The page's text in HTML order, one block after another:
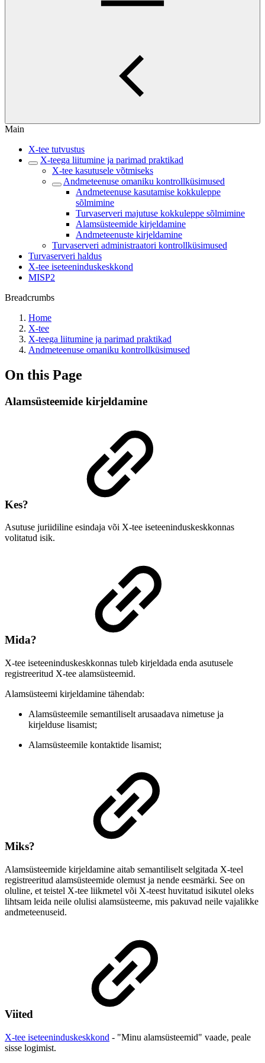
Main
X-tee tutvustus
X-teega liitumine ja parimad praktikad
X-tee kasutusele võtmiseks
Andmeteenuse omaniku kontrollküsimused
Andmeteenuse kasutamise kokkuleppe
sõlmimine
Turvaserveri majutuse kokkuleppe sõlmimine
Alamsüsteemide kirjeldamine
Andmeteenuste kirjeldamine
Turvaserveri administraatori kontrollküsimused
Turvaserveri haldus
X-tee iseteeninduskeskkond
MISP2
Breadcrumbs
Home
X-tee
X-teega liitumine ja parimad praktikad
Andmeteenuse omaniku kontrollküsimused
On this Page
Alamsüsteemide kirjeldamine
Kes?
Asutuse juriidiline esindaja või X-tee iseteeninduskeskkonnas
volitatud isik.
Mida?
X-tee iseteeninduskeskkonnas tuleb kirjeldada enda asutusele
registreeritud X-tee alamsüsteemid.
Alamsüsteemi kirjeldamine tähendab:
Alamsüsteemile semantiliselt arusaadava nimetuse ja
kirjelduse lisamist;
Alamsüsteemile kontaktide lisamist;
Miks?
Alamsüsteemide kirjeldamine aitab semantiliselt selgitada X-teel
registreeritud alamsüsteemide olemust ja nende eesmärki. See on
oluline, et teistel X-tee liikmetel või X-teest huvitatud isikutel oleks
lihtsam leida neile olulisi alamsüsteeme, mis pakuvad neile vajalikke
andmeteenuseid.
Viited
X-tee iseteeninduskeskkond - "Minu alamsüsteemid" vaade, peale
sisse logimist.